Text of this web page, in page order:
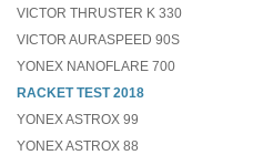
VICTOR THRUSTER K 330
VICTOR AURASPEED 90S
YONEX NANOFLARE 700
RACKET TEST 2018
YONEX ASTROX 99
YONEX ASTROX 88